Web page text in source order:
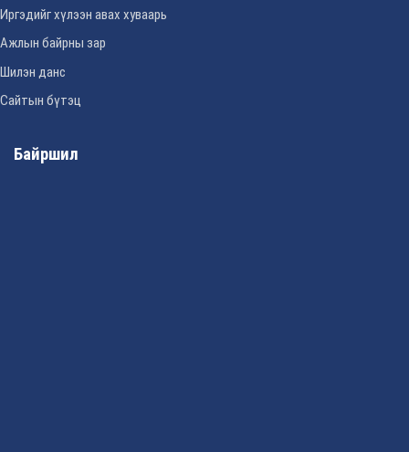
Иргэдийг хүлээн авах хуваарь
Ажлын байрны зар
Шилэн данс
Сайтын бүтэц
Байршил